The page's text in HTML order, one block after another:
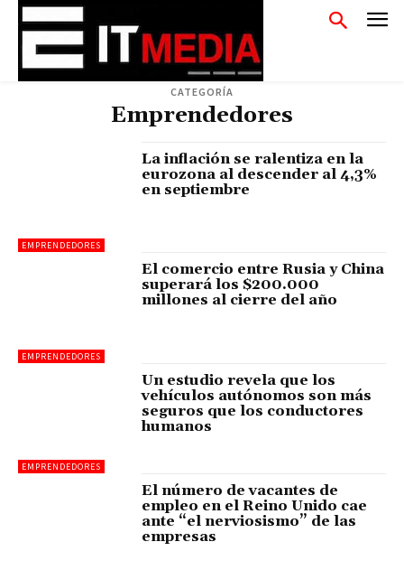
CATEGORÍA
Emprendedores
EMPRENDEDORES
La inflación se ralentiza en la
eurozona al descender al 4,3%
en septiembre
EMPRENDEDORES
El comercio entre Rusia y China
superará los $200.000
millones al cierre del año
EMPRENDEDORES
Un estudio revela que los
vehículos autónomos son más
seguros que los conductores
humanos
El número de vacantes de
empleo en el Reino Unido cae
ante “el nerviosismo” de las
empresas